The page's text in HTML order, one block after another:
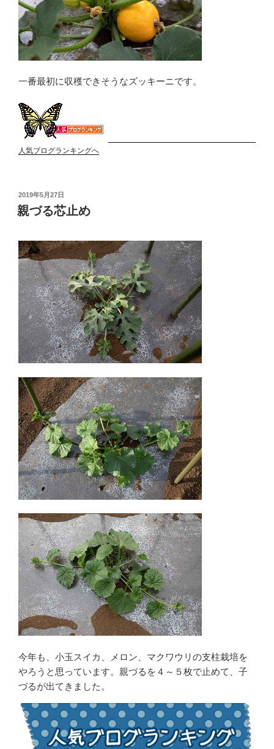
一番最初に収穫できそうなズッキーニです。
人気ブログランキングへ
投
稿
日:
2019年5月27日
親づる芯止め
今年も、小玉スイカ、メロン、マクワウリの支柱栽培を
やろうと思っています。親づるを４～５枚で止めて、子
づるが出てきました。